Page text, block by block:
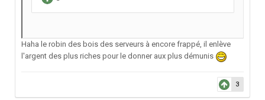
Haha le robin des bois des serveurs à encore frappé, il enlève
l'argent des plus riches pour le donner aux plus démunis
3